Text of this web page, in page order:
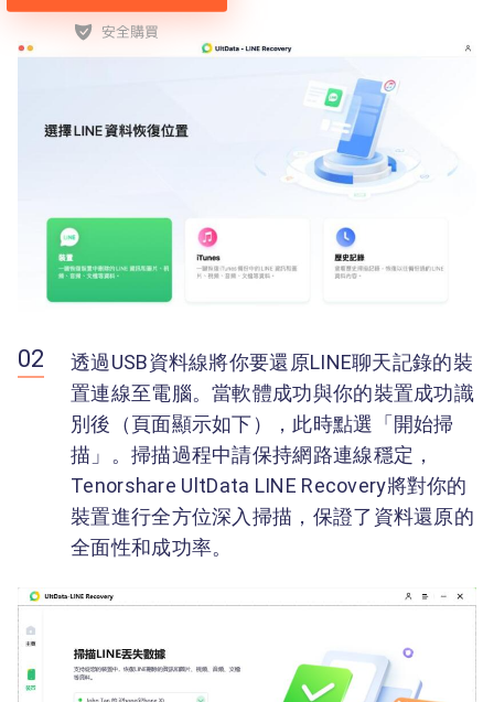
透過USB資料線將你要還原LINE聊天記錄的裝
置連線至電腦。當軟體成功與你的裝置成功識
別後（頁面顯示如下），此時點選「開始掃
描」。掃描過程中請保持網路連線穩定，
Tenorshare UltData LINE Recovery將對你的
裝置進行全方位深入掃描，保證了資料還原的
全面性和成功率。